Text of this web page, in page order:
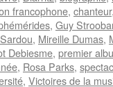
francophone, chanteur
, Guy
, Mireille Dumas,
Debiesme, premier
, Rosa Parks,
, Victoires de la